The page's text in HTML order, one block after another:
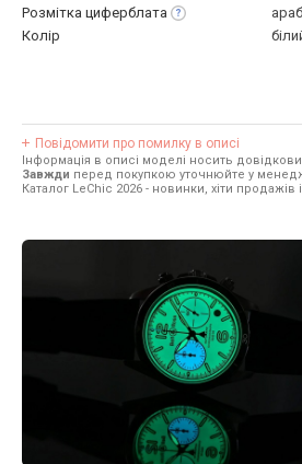
Розмітка циферблата
Колір
Повідомити про помилку в описі
Інформація в описі моделі носить
Завжди перед покупкою уточнюйте у
Каталог LeChic 2026 - новинки, хіти продажів